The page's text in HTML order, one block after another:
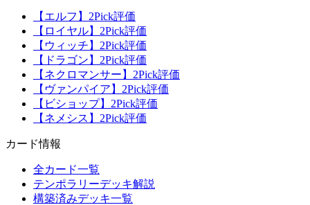
【エルフ】2Pick評価
【ロイヤル】2Pick評価
【ウィッチ】2Pick評価
【ドラゴン】2Pick評価
【ネクロマンサー】2Pick評価
【ヴァンパイア】2Pick評価
【ビショップ】2Pick評価
【ネメシス】2Pick評価
カード情報
全カード一覧
テンポラリーデッキ解説
構築済みデッキ一覧